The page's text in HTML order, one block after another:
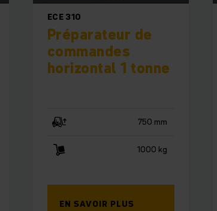
ECE 310
Préparateur de
commandes
horizontal 1 tonne
750 mm
1000 kg
EN SAVOIR PLUS